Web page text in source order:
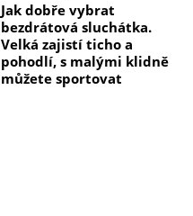
Jak dobře vybrat
bezdrátová sluchátka.
Velká zajistí ticho a
pohodlí, s malými klidně
můžete sportovat